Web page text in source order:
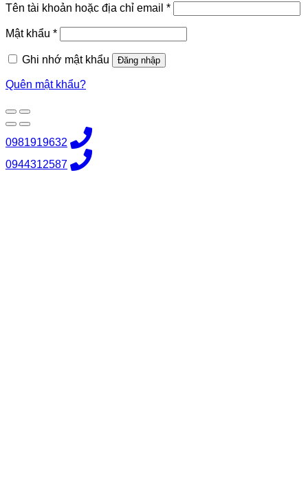
Tên tài khoản hoặc địa chỉ email *Bắt
buộc
Mật khẩu *Bắt
buộc
Ghi nhớ mật khẩu
Đăng nhập
Quên mật khẩu?
0981919632
0944312587